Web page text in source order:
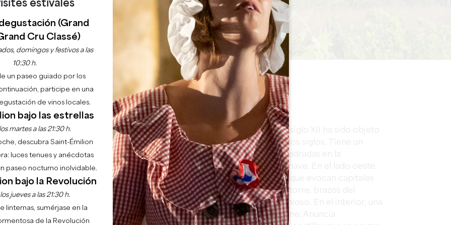
Inicio Explorar 22 razones para venir Montagne
Emilionnais y parte
a 97 metros encima
de Saint-Emilion.
en día, la ciudad tiene
et les Montagnais.
PUNTOS DE INTERÉS
La Iglesia de Saint Martín
construida en el siglo XII ha sido objeto
de numerosas restauraciones a lo largo de los siglos. Tiene un
campanario que consiste en altas torres cuadradas en la
intersección de los brazos del crucero y la nave. En el lado oeste,
una puerta se proporciona con siete arcos que evocan capitales
cabezas fantásticas. Todos, campanario, la torre, brazos del
crucero y ábsides, tiene un equilibrio armonioso. En el interior, una
hermosa cúpula del siglo XII, único a Libourne; Anuncia
estivales
(Grand
Cru Classé)
domingos y festivos a las
10:30 h.
un paseo guiado por los
participe en una
de vinos locales.
bajo las estrellas
martes a las 21:30 h.
descubra Saint-Émilion
luces tenues y anécdotas
paseo nocturno inolvidable.
bajo la Revolución
jueves a las 21:30 h.
linternas, sumérjase en la
de la Revolución